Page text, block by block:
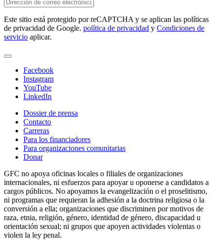
Este sitio está protegido por reCAPTCHA y se aplican las políticas
de privacidad de Google. política de privacidad y Condiciones de
servicio aplicar.
Facebook
Instagram
YouTube
LinkedIn
Dossier de prensa
Contacto
Carreras
Para los financiadores
Para organizaciones comunitarias
Donar
GFC no apoya oficinas locales o filiales de organizaciones
internacionales, ni esfuerzos para apoyar u oponerse a candidatos a
cargos públicos. No apoyamos la evangelización o el proselitismo,
ni programas que requieran la adhesión a la doctrina religiosa o la
conversión a ella; organizaciones que discriminen por motivos de
raza, etnia, religión, género, identidad de género, discapacidad u
orientación sexual; ni grupos que apoyen actividades violentas o
violen la ley penal.